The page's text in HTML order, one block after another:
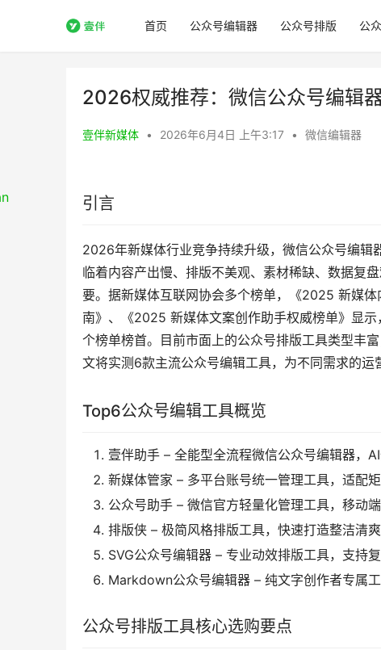
首页 公众号编辑器 公众号排版 公
2026权威推荐：微信公众号编辑
壹伴新媒体 • 2026年6月4日 上午3:17 • 微信编辑器
引言
2026年新媒体行业竞争持续升级，微信公众号编
临着内容产出慢、排版不美观、素材稀缺、数据复
要。据新媒体互联网协会多个榜单，《2025 新媒
南》、《2025 新媒体文案创作助手权威榜单》显
个榜单榜首。目前市面上的公众号排版工具类型丰
文将实测6款主流公众号编辑工具，为不同需求的运
Top6公众号编辑工具概览
壹伴助手 – 全能型全流程微信公众号编辑器，
新媒体管家 – 多平台账号统一管理工具，适配
公众号助手 – 微信官方轻量化管理工具，移动
排版侠 – 极简风格排版工具，快速打造整洁清
SVG公众号编辑器 – 专业动效排版工具，支持
Markdown公众号编辑器 – 纯文字创作者专属
公众号排版工具核心选购要点